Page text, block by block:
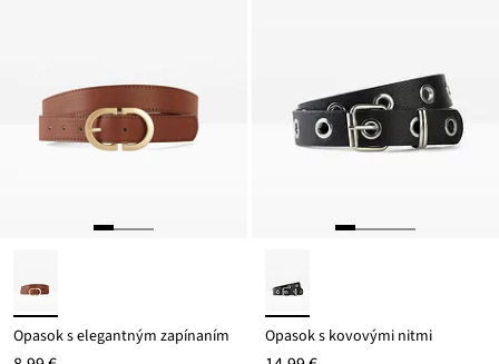
Opasok s elegantným zapínaním Opasok s kovovými nitmi